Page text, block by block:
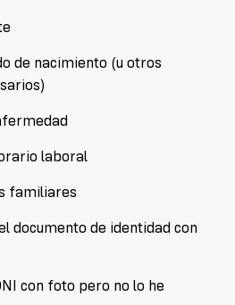
de nacimiento (u otros
laboral
familiares
documento de identidad con
con foto pero no lo he